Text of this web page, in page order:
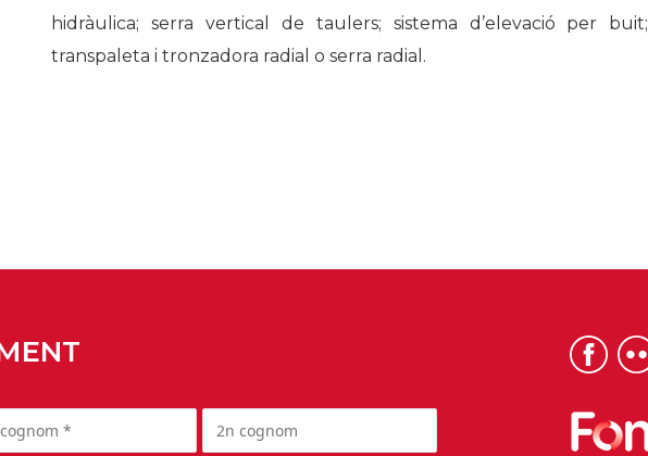
hidràulica; serra vertical de taulers; sistema d’elevació per
transpaleta i tronzadora radial o serra radial.